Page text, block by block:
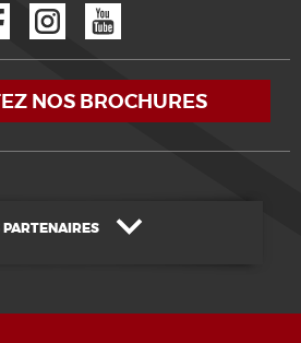
NOS BROCHURES
PARTENAIRES